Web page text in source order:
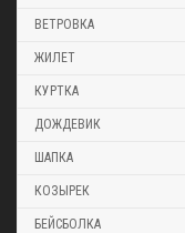
ВЕТРОВКА
ЖИЛЕТ
КУРТКА
ДОЖДЕВИК
ШАПКА
КОЗЫРЕК
БЕЙСБОЛКА